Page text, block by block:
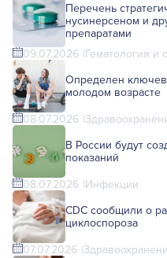
Перечень
нусинерсеном и
препаратами
09.07.2026 Гематология и
Определен
молодом возрасте
08.07.2026
В России будут
показаний
08.07.2026 Инфекции
CDC сообщили о
циклоспороза
07.07.2026